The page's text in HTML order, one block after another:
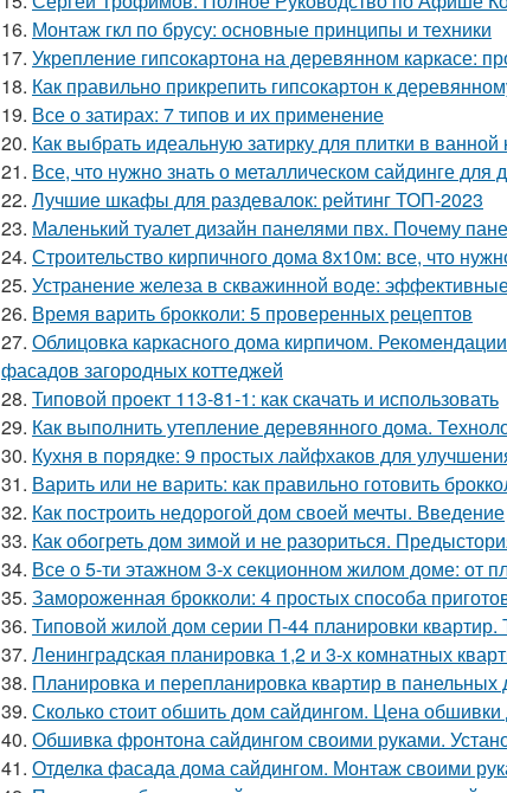
16. Монтаж гкл по брусу: основные принципы и техники
17. Укрепление гипсокартона на деревянном каркасе:
18. Как правильно прикрепить гипсокартон к
19. Все о затирах: 7 типов и их применение
20. Как выбрать идеальную затирку для плитки в ванной
21. Все, что нужно знать о металлическом сайдинге для
22. Лучшие шкафы для раздевалок: рейтинг ТОП-2023
23. Маленький туалет дизайн панелями пвх. Почему
24. Строительство кирпичного дома 8х10м: все, что
25. Устранение железа в скважинной воде:
26. Время варить брокколи: 5 проверенных рецептов
27. Облицовка каркасного дома кирпичом.
фасадов загородных коттеджей
28. Типовой проект 113-81-1: как скачать и использовать
29. Как выполнить утепление деревянного дома.
30. Кухня в порядке: 9 простых лайфхаков для
31. Варить или не варить: как правильно готовить
32. Как построить недорогой дом своей мечты. Введение
33. Как обогреть дом зимой и не разориться.
34. Все о 5-ти этажном 3-х секционном жилом доме: от
35. Замороженная брокколи: 4 простых способа
36. Типовой жилой дом серии П-44 планировки
37. Ленинградская планировка 1,2 и 3-х комнатных
38. Планировка и перепланировка квартир в
39. Сколько стоит обшить дом сайдингом. Цена
40. Обшивка фронтона сайдингом своими руками.
41. Отделка фасада дома сайдингом. Монтаж своими